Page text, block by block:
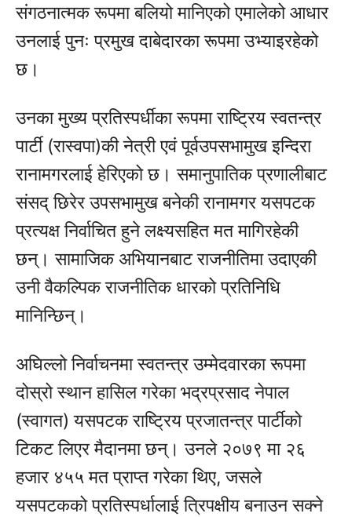
संगठनात्मक रूपमा बलियो मानिएको एमालेको आधार
उनलाई पुनः प्रमुख दाबेदारका रूपमा उभ्याइरहेको
छ।
उनका मुख्य प्रतिस्पर्धीका रूपमा राष्ट्रिय स्वतन्त्र
पार्टी (रास्वपा)की नेत्री एवं पूर्वउपसभामुख इन्दिरा
रानामगरलाई हेरिएको छ। समानुपातिक प्रणालीबाट
संसद् छिरेर उपसभामुख बनेकी रानामगर यसपटक
प्रत्यक्ष निर्वाचित हुने लक्ष्यसहित मत मागिरहेकी
छन्। सामाजिक अभियानबाट राजनीतिमा उदाएकी
उनी वैकल्पिक राजनीतिक धारको प्रतिनिधि
मानिन्छिन्।
अघिल्लो निर्वाचनमा स्वतन्त्र उम्मेदवारका रूपमा
दोस्रो स्थान हासिल गरेका भद्रप्रसाद नेपाल
(स्वागत) यसपटक राष्ट्रिय प्रजातन्त्र पार्टीको
टिकट लिएर मैदानमा छन्। उनले २०७९ मा २६
हजार ४५५ मत प्राप्त गरेका थिए, जसले
यसपटकको प्रतिस्पर्धालाई त्रिपक्षीय बनाउन सक्ने